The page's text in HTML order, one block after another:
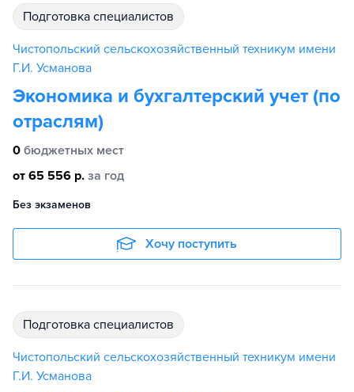
подготовка специалистов
Чистопольский сельскохозяйственный техникум имени
Г.И. Усманова
Экономика и бухгалтерский учет (по
отраслям)
0 бюджетных мест
от 65 556 р. за год
Без экзаменов
Хочу поступить
подготовка специалистов
Чистопольский сельскохозяйственный техникум имени
Г.И. Усманова